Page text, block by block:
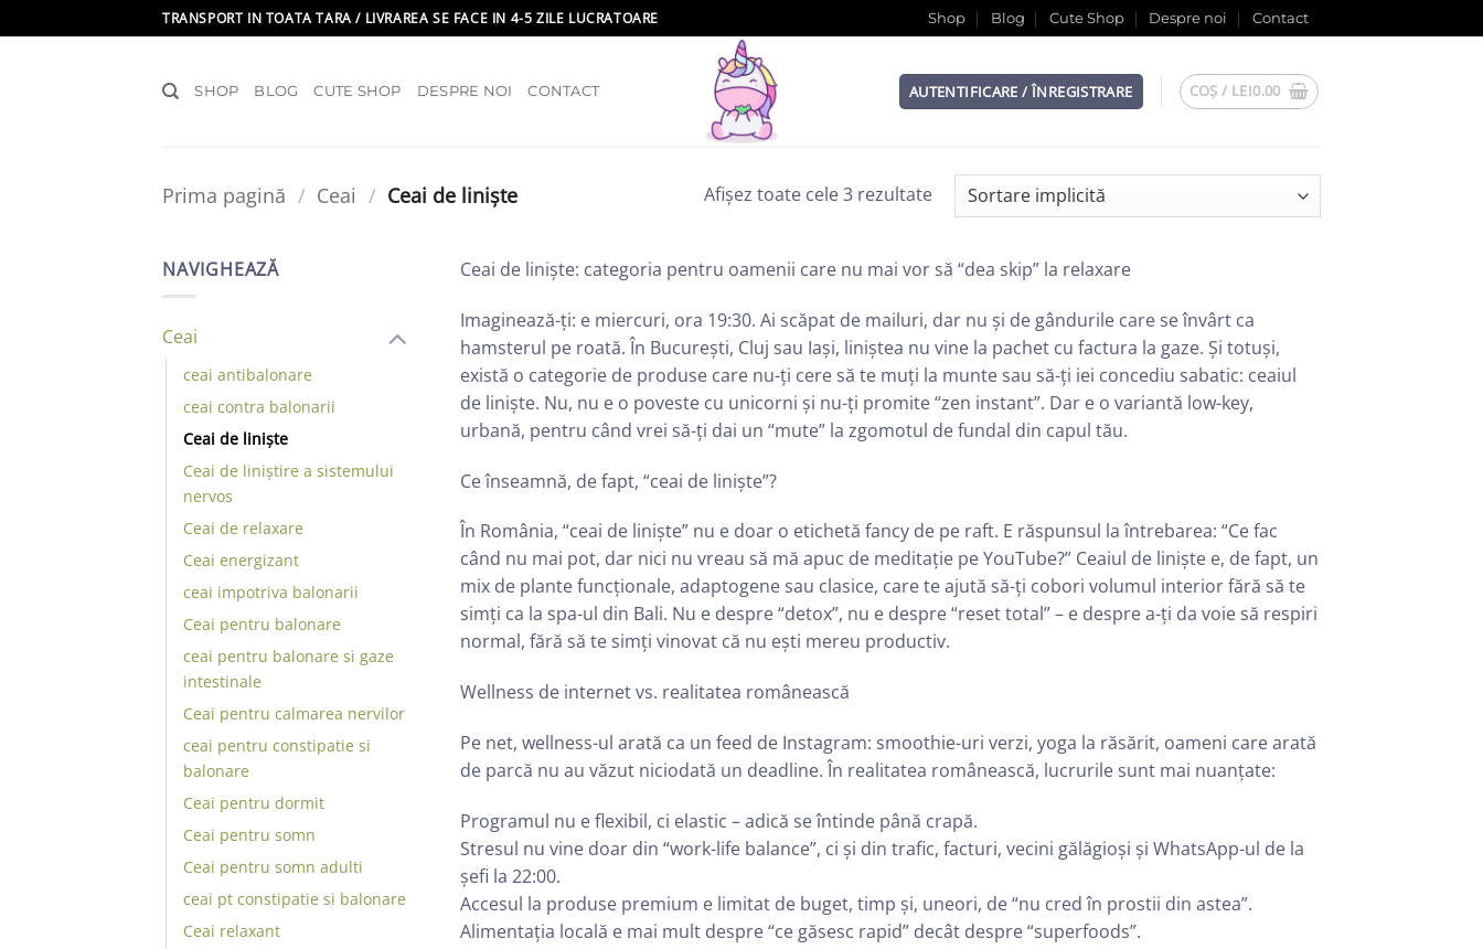
to
TRANSPORT IN TOATA TARA / LIVRAREA SE FACE IN 4-5 ZILE LUCRATOARE Shop Blog Cute Shop Despre noi Contact
SHOP BLOG CUTE SHOP DESPRE NOI CONTACT AUTENTIFICARE / ÎNREGISTRARE COȘ / LEI0.00
Prima pagină / Ceai / Ceai de liniște Afișez toate cele 3 rezultate
NAVIGHEAZĂ
Ceai
ceai antibalonare
ceai contra balonarii
Ceai de liniște
Ceai de liniștire a sistemului
nervos
Ceai de relaxare
Ceai energizant
ceai impotriva balonarii
Ceai pentru balonare
ceai pentru balonare si gaze
intestinale
Ceai pentru calmarea nervilor
ceai pentru constipatie si
balonare
Ceai pentru dormit
Ceai pentru somn
Ceai pentru somn adulti
ceai pt constipatie si balonare
Ceai relaxant
Ceai de liniște: categoria pentru oamenii care nu mai vor să “dea skip” la relaxare
Imaginează-ți: e miercuri, ora 19:30. Ai scăpat de mailuri, dar nu și de gândurile care se învârt ca
hamsterul pe roată. În București, Cluj sau Iași, liniștea nu vine la pachet cu factura la gaze. Și totuși,
există o categorie de produse care nu-ți cere să te muți la munte sau să-ți iei concediu sabatic: ceaiul
de liniște. Nu, nu e o poveste cu unicorni și nu-ți promite “zen instant”. Dar e o variantă low-key,
urbană, pentru când vrei să-ți dai un “mute” la zgomotul de fundal din capul tău.
Ce înseamnă, de fapt, “ceai de liniște”?
În România, “ceai de liniște” nu e doar o etichetă fancy de pe raft. E răspunsul la întrebarea: “Ce fac
când nu mai pot, dar nici nu vreau să mă apuc de meditație pe YouTube?” Ceaiul de liniște e, de fapt, un
mix de plante funcționale, adaptogene sau clasice, care te ajută să-ți cobori volumul interior fără să te
simți ca la spa-ul din Bali. Nu e despre “detox”, nu e despre “reset total” – e despre a-ți da voie să respiri
normal, fără să te simți vinovat că nu ești mereu productiv.
Wellness de internet vs. realitatea românească
Pe net, wellness-ul arată ca un feed de Instagram: smoothie-uri verzi, yoga la răsărit, oameni care arată
de parcă nu au văzut niciodată un deadline. În realitatea românească, lucrurile sunt mai nuanțate:
Programul nu e flexibil, ci elastic – adică se întinde până crapă.
Stresul nu vine doar din “work-life balance”, ci și din trafic, facturi, vecini gălăgioși și WhatsApp-ul de la
șefi la 22:00.
Accesul la produse premium e limitat de buget, timp și, uneori, de “nu cred în prostii din astea”.
Alimentația locală e mai mult despre “ce găsesc rapid” decât despre “superfoods”.